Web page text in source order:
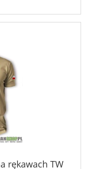
rękawach TW